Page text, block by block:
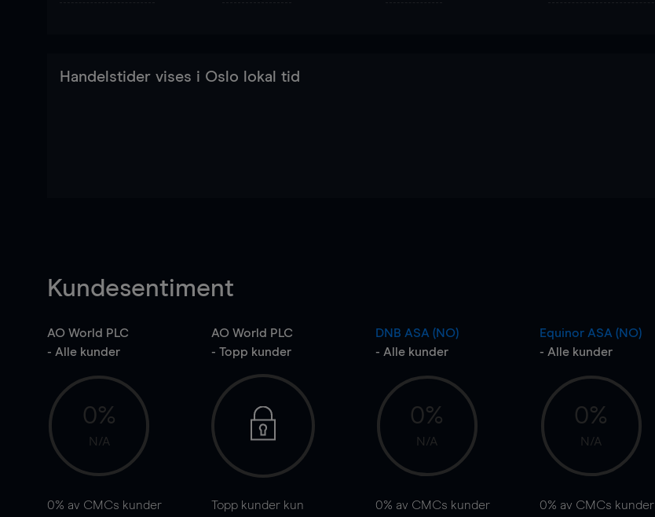
Handelstider vises i Oslo lokal tid
Kundesentiment
AO World PLC
- Alle kunder
0%
N/A
0% av CMCs kunder
AO World PLC
- Topp kunder
Topp kunder kun
DNB ASA (NO)
- Alle kunder
0%
N/A
0% av CMCs kunder
Equinor ASA (NO)
- Alle kunder
0%
N/A
0% av CMCs kunder